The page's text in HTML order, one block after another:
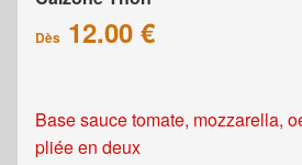
Dès 12.00 €
Base sauce tomate, mozzarella,
pliée en deux